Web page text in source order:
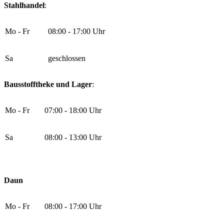
Stahlhandel:
Mo - Fr 08:00 - 17:00 Uhr
Sa geschlossen
Bausstofftheke und Lager:
Mo - Fr 07:00 - 18:00 Uhr
Sa 08:00 - 13:00 Uhr
Daun
Mo - Fr 08:00 - 17:00 Uhr